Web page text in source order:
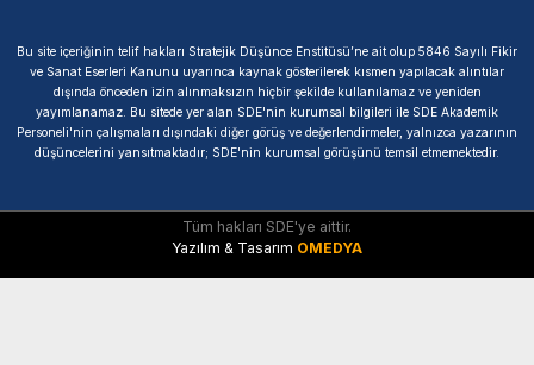
Bu site içeriğinin telif hakları Stratejik Düşünce Enstitüsü’ne ait olup 5846 Sayılı Fikir
ve Sanat Eserleri Kanunu uyarınca kaynak gösterilerek kısmen yapılacak alıntılar
dışında önceden izin alınmaksızın hiçbir şekilde kullanılamaz ve yeniden
yayımlanamaz. Bu sitede yer alan SDE'nin kurumsal bilgileri ile SDE Akademik
Personeli'nin çalışmaları dışındaki diğer görüş ve değerlendirmeler, yalnızca yazarının
düşüncelerini yansıtmaktadır; SDE'nin kurumsal görüşünü temsil etmemektedir.
Tüm hakları SDE'ye aittir.
Yazılım & Tasarım OMEDYA